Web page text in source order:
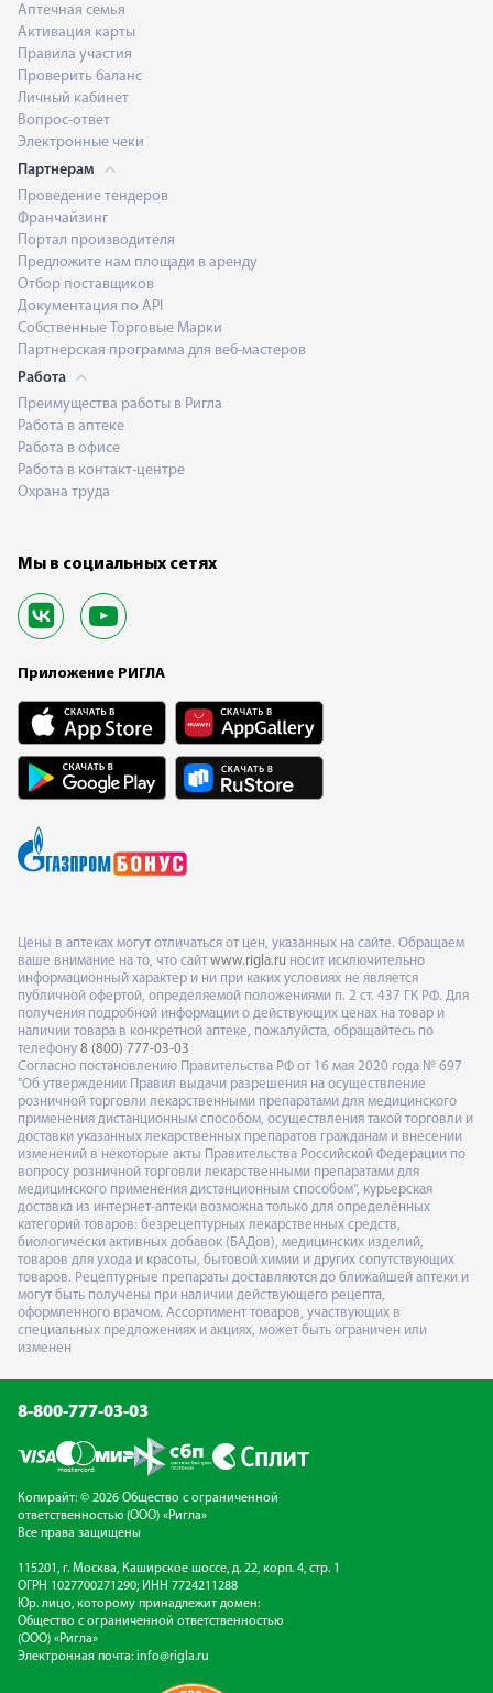
Аптечная семья
Активация карты
Правила участия
Проверить баланс
Личный кабинет
Вопрос-ответ
Электронные чеки
Партнерам
Проведение тендеров
Франчайзинг
Портал производителя
Предложите нам площади в аренду
Отбор поставщиков
Документация по API
Собственные Торговые Марки
Партнерская программа для веб-мастеров
Работа
Преимущества работы в Ригла
Работа в аптеке
Работа в офисе
Работа в контакт-центре
Охрана труда
Мы в социальных сетях
Приложение РИГЛА
Цены в аптеках могут отличаться от цен, указанных на сайте. Обращаем
ваше внимание на то, что сайт www.rigla.ru носит исключительно
информационный характер и ни при каких условиях не является
публичной офертой, определяемой положениями п. 2 ст. 437 ГК РФ. Для
получения подробной информации о действующих ценах на товар и
наличии товара в конкретной аптеке, пожалуйста, обращайтесь по
телефону 8 (800) 777-03-03
Согласно постановлению Правительства РФ от 16 мая 2020 года № 697
"Об утверждении Правил выдачи разрешения на осуществление
розничной торговли лекарственными препаратами для медицинского
применения дистанционным способом, осуществления такой торговли и
доставки указанных лекарственных препаратов гражданам и внесении
изменений в некоторые акты Правительства Российской Федерации по
вопросу розничной торговли лекарственными препаратами для
медицинского применения дистанционным способом", курьерская
доставка из интернет-аптеки возможна только для определённых
категорий товаров: безрецептурных лекарственных средств,
биологически активных добавок (БАДов), медицинских изделий,
товаров для ухода и красоты, бытовой химии и других сопутствующих
товаров. Рецептурные препараты доставляются до ближайшей аптеки и
могут быть получены при наличии действующего рецепта,
оформленного врачом. Ассортимент товаров, участвующих в
специальных предложениях и акциях, может быть ограничен или
изменен
8-800-777-03-03
Копирайт: © 2026 Общество с ограниченной
ответственностью (ООО) «Ригла»
Все права защищены
115201, г. Москва, Каширское шоссе, д. 22, корп. 4, стр. 1
ОГРН 1027700271290; ИНН 7724211288
Юр. лицо, которому принадлежит домен:
Общество с ограниченной ответственностью
(ООО) «Ригла»
Электронная почта: info@rigla.ru